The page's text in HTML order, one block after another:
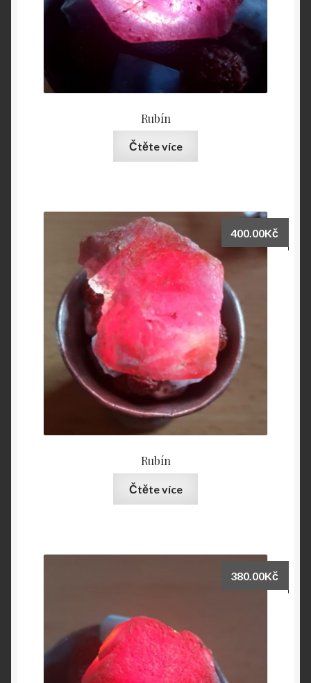
Rubín
Čtěte více
Rubín
400.00Kč
Čtěte více
380.00Kč